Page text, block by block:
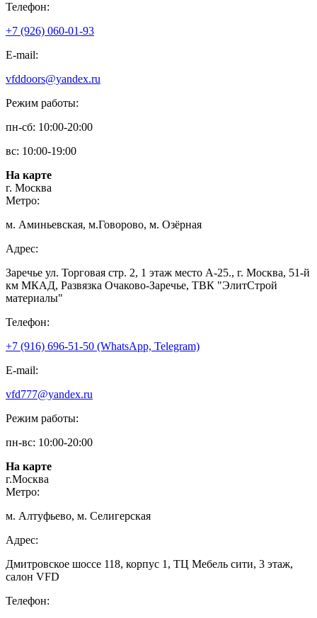
Телефон:
+7 (926) 060-01-93
E-mail:
vfddoors@yandex.ru
Режим работы:
пн-сб: 10:00-20:00
вс: 10:00-19:00
На карте
г. Москва
Метро:
м. Аминьевская, м.Говорово, м. Озёрная
Адрес:
Заречье ул. Торговая стр. 2, 1 этаж место A-25., г. Москва, 51-й
км МКАД, Развязка Очаково-Заречье, ТВК "ЭлитСтрой
материалы"
Телефон:
+7 (916) 696-51-50 (WhatsApp, Telegram)
E-mail:
vfd777@yandex.ru
Режим работы:
пн-вс: 10:00-20:00
На карте
г.Москва
Метро:
м. Алтуфьево, м. Селигерская
Адрес:
Дмитровское шоссе 118, корпус 1, ТЦ Мебель сити, 3 этаж,
салон VFD
Телефон: